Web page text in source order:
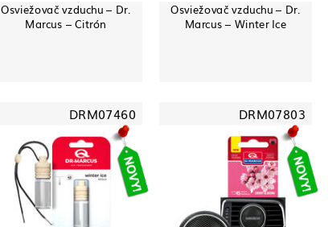
Osviežovač vzduchu – Dr.
Marcus – Citrón
Osviežovač vzduchu – Dr.
Marcus – Winter Ice
DRM07460 DRM07803